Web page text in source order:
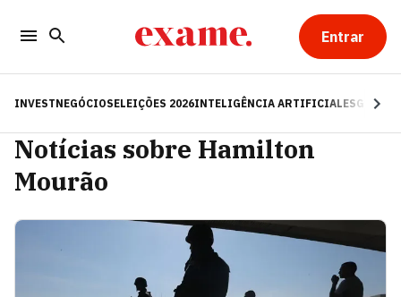
Entrar
INVESTNEGÓCIOSELEIÇÕES 2026INTELIGÊNCIA ARTIFICIALESG
Notícias sobre Hamilton
Mourão